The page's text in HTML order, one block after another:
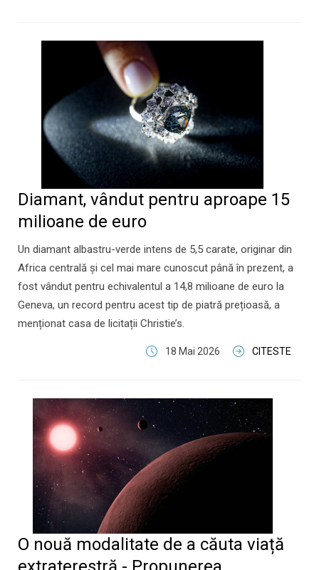
Diamant, vândut pentru aproape 15
milioane de euro
Un diamant albastru-verde intens de 5,5 carate, originar din
Africa centrală și cel mai mare cunoscut până în prezent, a
fost vândut pentru echivalentul a 14,8 milioane de euro la
Geneva, un record pentru acest tip de piatră prețioasă, a
menționat casa de licitații Christie’s.
18 Mai 2026 CITESTE
O nouă modalitate de a căuta viață